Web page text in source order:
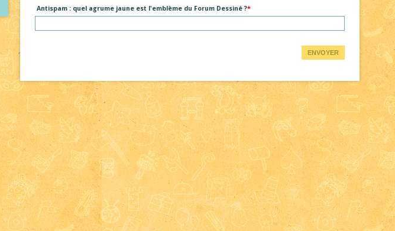
Antispam : quel agrume jaune est l'emblème du Forum Dessiné ?
ENVOYER